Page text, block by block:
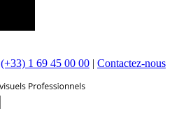
(+33) 1 69 45 00 00 | Contactez-nous